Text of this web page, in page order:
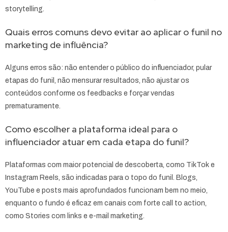
storytelling.
Quais erros comuns devo evitar ao aplicar o funil no
marketing de influência?
Alguns erros são: não entender o público do influenciador, pular
etapas do funil, não mensurar resultados, não ajustar os
conteúdos conforme os feedbacks e forçar vendas
prematuramente.
Como escolher a plataforma ideal para o
influenciador atuar em cada etapa do funil?
Plataformas com maior potencial de descoberta, como TikTok e
Instagram Reels, são indicadas para o topo do funil. Blogs,
YouTube e posts mais aprofundados funcionam bem no meio,
enquanto o fundo é eficaz em canais com forte call to action,
como Stories com links e e-mail marketing.